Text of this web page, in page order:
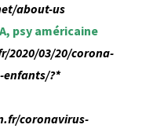
about-us
psy américaine
03/20/corona-
enfants/?*
coronavirus-